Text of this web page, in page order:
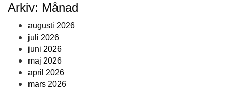
Arkiv: Månad
augusti 2026
juli 2026
juni 2026
maj 2026
april 2026
mars 2026